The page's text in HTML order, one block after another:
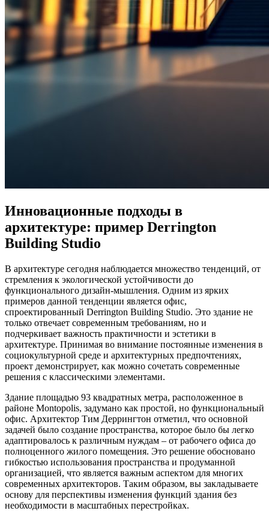
Инновационные подходы в
архитектуре: пример Derrington
Building Studio
В архитектуре сегодня наблюдается множество тенденций, от
стремления к экологической устойчивости до
функционального дизайн-мышления. Одним из ярких
примеров данной тенденции является офис,
спроектированный Derrington Building Studio. Это здание не
только отвечает современным требованиям, но и
подчеркивает важность практичности и эстетики в
архитектуре. Принимая во внимание постоянные изменения в
социокультурной среде и архитектурных предпочтениях,
проект демонстрирует, как можно сочетать современные
решения с классическими элементами.
Здание площадью 93 квадратных метра, расположенное в
районе Montopolis, задумано как простой, но функциональный
офис. Архитектор Тим Деррингтон отметил, что основной
задачей было создание пространства, которое было бы легко
адаптировалось к различным нуждам – от рабочего офиса до
полноценного жилого помещения. Это решение обосновано
гибкостью использования пространства и продуманной
организацией, что является важным аспектом для многих
современных архитекторов. Таким образом, вы закладываете
основу для перспективы изменения функций здания без
необходимости в масштабных перестройках.